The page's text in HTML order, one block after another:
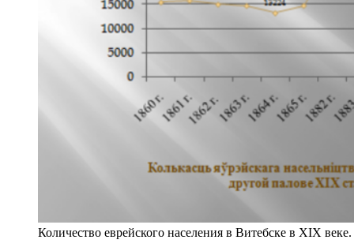
Количество еврейского населения в Витебске в ХІХ